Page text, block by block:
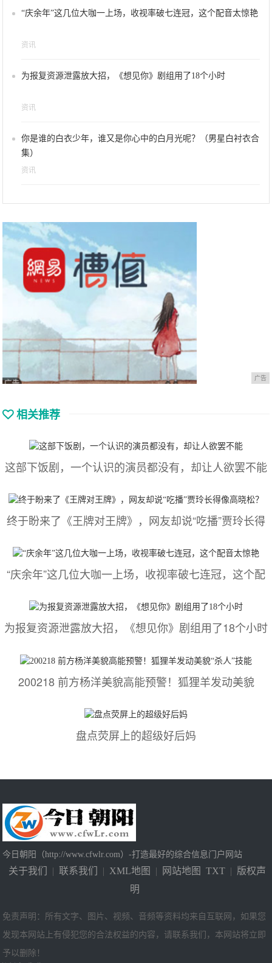
“庆余年”这几位大咖一上场，收视率破七连冠，这个配音太惊艳
资讯
为报复资源泄露放大招，《想见你》剧组用了18个小时
资讯
你是谁的白衣少年，谁又是你心中的白月光呢？（男星白衬衣合
集）
资讯
广告
相关推荐
这部下饭剧，一个认识的演员都没有，却让人欲罢不能
终于盼来了《王牌对王牌》，网友却说“吃播”贾玲长得
“庆余年”这几位大咖一上场，收视率破七连冠，这个配
为报复资源泄露放大招，《想见你》剧组用了18个小时
200218 前方杨洋美貌高能预警！狐狸羊发动美貌
盘点荧屏上的超级好后妈
今日朝阳（http://www.cfwlr.com）-打造最好的综合信息门户网站
关于我们 | 联系我们 | XML地图 | 网站地图 TXT | 版权声
明
免责声明：所有文字、图片、视频、音频等资料均来自互联网，如果您
发现本网站上有侵犯您的合法权益的内容，请联系我们，本网站将立即
予以删除！